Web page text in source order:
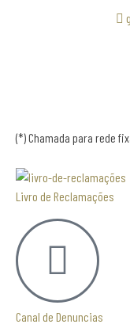
(*) Chamada para rede
Livro de Reclamações
Canal de Denuncias